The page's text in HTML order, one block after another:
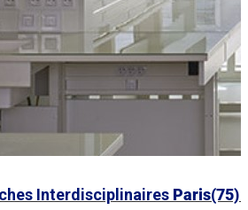
Interdisciplinaires Paris(75)